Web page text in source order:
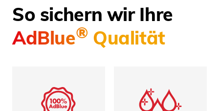
So sichern wir Ihre
AdBlue® Qualität